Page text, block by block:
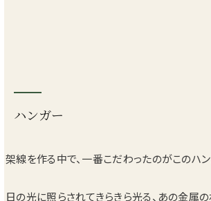
ハンガー
架線を作る中で、一番こだわったのがこのハン
日の光に照らされてきらきら光る、あの金属の